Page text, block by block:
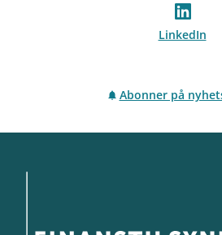
LinkedIn
Abonner på